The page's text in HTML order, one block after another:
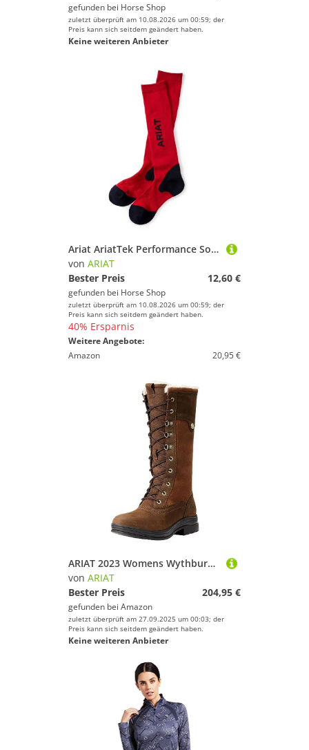
gefunden bei Horse Shop
zuletzt überprüft am 10.08.2026 um 00:59; der
Preis kann sich seitdem geändert haben.
Keine weiteren Anbieter
Ariat AriatTek Performance Socks
von ARIAT
Bester Preis
12,60 €
gefunden bei Horse Shop
zuletzt überprüft am 10.08.2026 um 00:59; der
Preis kann sich seitdem geändert haben.
40% Ersparnis
Weitere Angebote:
Amazon
20,95 €
ARIAT 2023 Womens Wythburn II Wasserdicht Reiten Stiefel 10042411 - Java Footwear UK Size - UK 4.5
von ARIAT
Bester Preis
204,95 €
gefunden bei Amazon
zuletzt überprüft am 27.09.2025 um 00:03; der
Preis kann sich seitdem geändert haben.
Keine weiteren Anbieter